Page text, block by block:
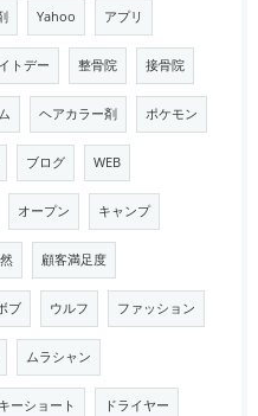
Yahoo アプリ
トデー 整骨院 接骨院
ヘアカラー剤 ポケモン
ブログ WEB
オープン キャンプ
顧客満足度
ブ ウルフ ファッション
ムラシャン
ーショート ドライヤー